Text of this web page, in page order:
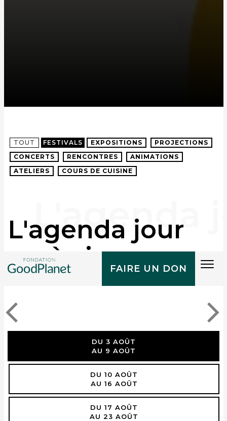
FAIRE UN DON
TOUT FESTIVALS EXPOSITIONS
PROJECTIONS
CONCERTS
RENCONTRES
ANIMATIONS
ATELIERS
COURS DE CUISINE
L'agenda jour
après jour
DU 3 AOÛT
AU 9 AOÛT
DU 10 AOÛT
AU 16 AOÛT
DU 17 AOÛT
AU 23 AOÛT